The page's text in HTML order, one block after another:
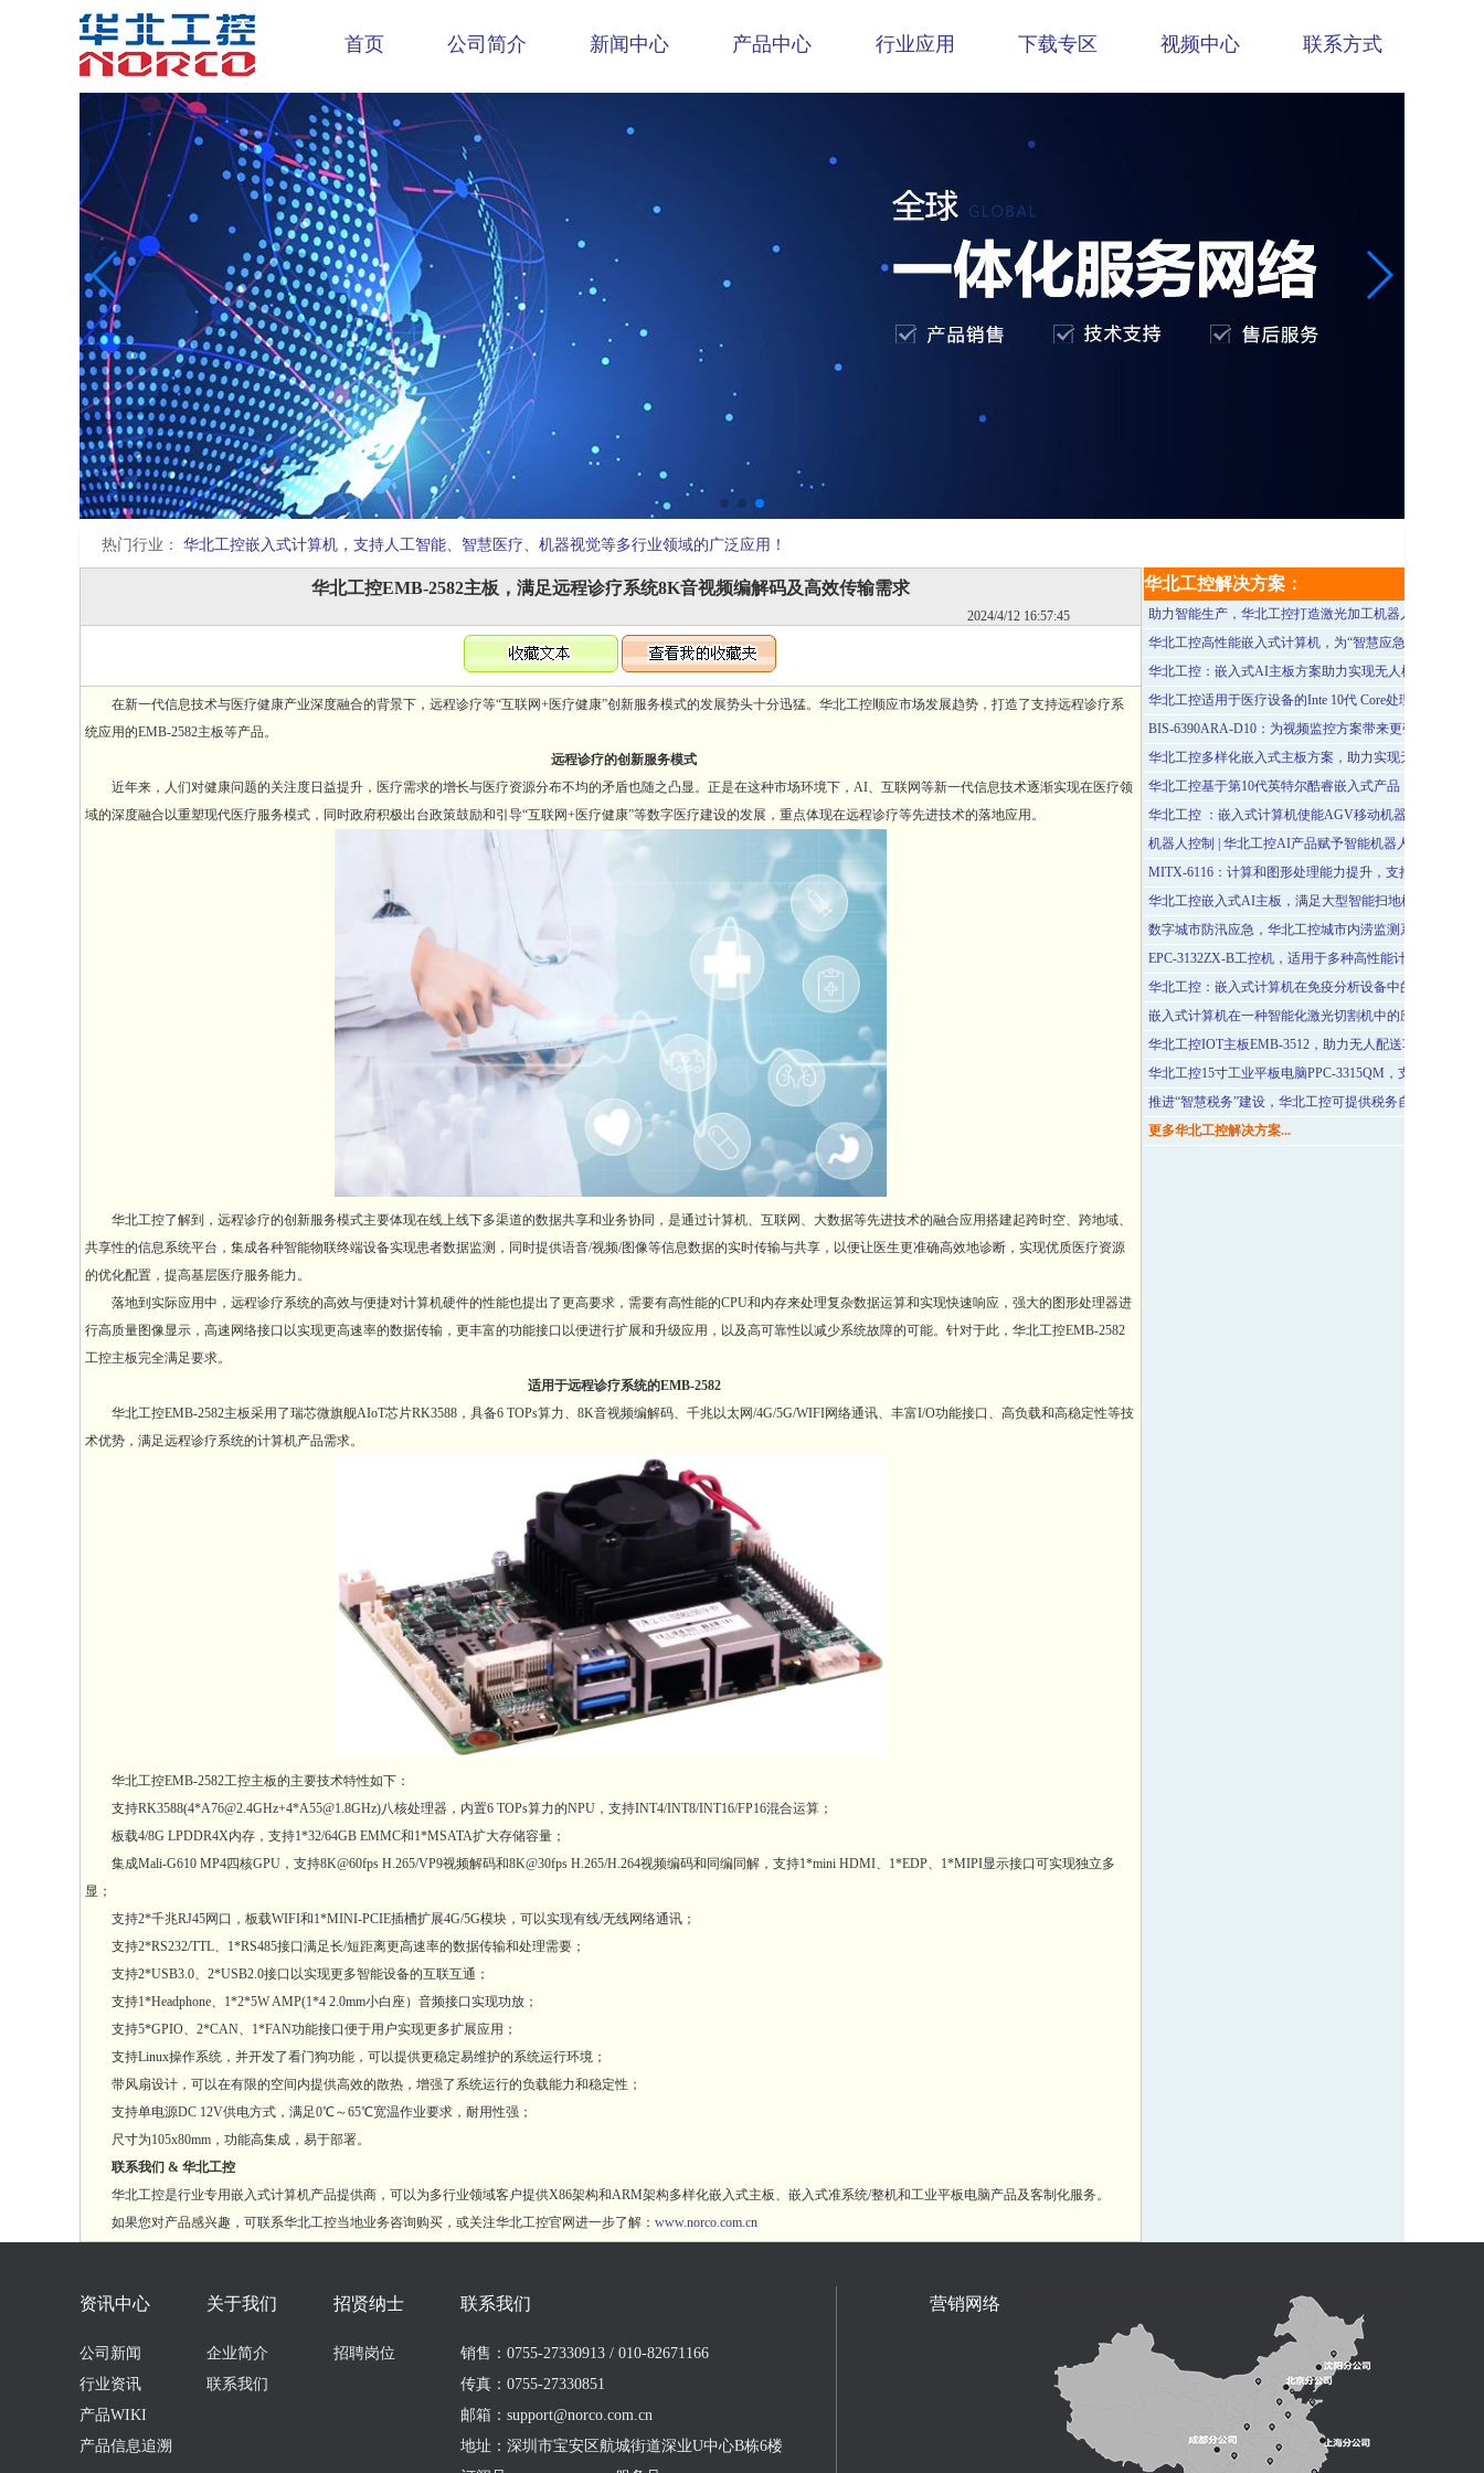
首页 公司简介 新闻中心 产品中心 行业应用 下载专区 视频中心 联系方式
热门行业： 华北工控嵌入式计算机，支持人工智能、智慧医疗、机器视觉等多行业领域的广泛应用！
华北工控EMB-2582主板，满足远程诊疗系统8K音视频编解码及高效传输需求
2024/4/12 16:57:45
在新一代信息技术与医疗健康产业深度融合的背景下，远程诊疗等“互联网+医疗健康”创新服务模式的发展势头十分迅猛。华北工控顺应市场发展趋势，打造了支持远程诊疗系
统应用的EMB-2582主板等产品。
远程诊疗的创新服务模式
近年来，人们对健康问题的关注度日益提升，医疗需求的增长与医疗资源分布不均的矛盾也随之凸显。正是在这种市场环境下，AI、互联网等新一代信息技术逐渐实现在医疗领
域的深度融合以重塑现代医疗服务模式，同时政府积极出台政策鼓励和引导“互联网+医疗健康”等数字医疗建设的发展，重点体现在远程诊疗等先进技术的落地应用。
华北工控了解到，远程诊疗的创新服务模式主要体现在线上线下多渠道的数据共享和业务协同，是通过计算机、互联网、大数据等先进技术的融合应用搭建起跨时空、跨地域、
共享性的信息系统平台，集成各种智能物联终端设备实现患者数据监测，同时提供语音/视频/图像等信息数据的实时传输与共享，以便让医生更准确高效地诊断，实现优质医疗资源
的优化配置，提高基层医疗服务能力。
落地到实际应用中，远程诊疗系统的高效与便捷对计算机硬件的性能也提出了更高要求，需要有高性能的CPU和内存来处理复杂数据运算和实现快速响应，强大的图形处理器进
行高质量图像显示，高速网络接口以实现更高速率的数据传输，更丰富的功能接口以便进行扩展和升级应用，以及高可靠性以减少系统故障的可能。针对于此，华北工控EMB-2582
工控主板完全满足要求。
适用于远程诊疗系统的EMB-2582
华北工控EMB-2582主板采用了瑞芯微旗舰AIoT芯片RK3588，具备6 TOPs算力、8K音视频编解码、千兆以太网/4G/5G/WIFI网络通讯、丰富I/O功能接口、高负载和高稳定性等技
术优势，满足远程诊疗系统的计算机产品需求。
华北工控EMB-2582工控主板的主要技术特性如下：
支持RK3588(4*A76@2.4GHz+4*A55@1.8GHz)八核处理器，内置6 TOPs算力的NPU，支持INT4/INT8/INT16/FP16混合运算；
板载4/8G LPDDR4X内存，支持1*32/64GB EMMC和1*MSATA扩大存储容量；
集成Mali-G610 MP4四核GPU，支持8K@60fps H.265/VP9视频解码和8K@30fps H.265/H.264视频编码和同编同解，支持1*mini HDMI、1*EDP、1*MIPI显示接口可实现独立多
显；
支持2*千兆RJ45网口，板载WIFI和1*MINI-PCIE插槽扩展4G/5G模块，可以实现有线/无线网络通讯；
支持2*RS232/TTL、1*RS485接口满足长/短距离更高速率的数据传输和处理需要；
支持2*USB3.0、2*USB2.0接口以实现更多智能设备的互联互通；
支持1*Headphone、1*2*5W AMP(1*4 2.0mm小白座）音频接口实现功放；
支持5*GPIO、2*CAN、1*FAN功能接口便于用户实现更多扩展应用；
支持Linux操作系统，并开发了看门狗功能，可以提供更稳定易维护的系统运行环境；
带风扇设计，可以在有限的空间内提供高效的散热，增强了系统运行的负载能力和稳定性；
支持单电源DC 12V供电方式，满足0℃～65℃宽温作业要求，耐用性强；
尺寸为105x80mm，功能高集成，易于部署。
联系我们 & 华北工控
华北工控是行业专用嵌入式计算机产品提供商，可以为多行业领域客户提供X86架构和ARM架构多样化嵌入式主板、嵌入式准系统/整机和工业平板电脑产品及客制化服务。
如果您对产品感兴趣，可联系华北工控当地业务咨询购买，或关注华北工控官网进一步了解： www.norco.com.cn
华北工控解决方案：
助力智能生产，华北工控打造激光加工机器人专用嵌入式
华北工控高性能嵌入式计算机，为“智慧应急”城市系统建
华北工控：嵌入式AI主板方案助力实现无人机物流即时配
华北工控适用于医疗设备的Inte 10代 Core处理器系列工业
BIS-6390ARA-D10：为视频监控方案带来更强多媒体性
华北工控多样化嵌入式主板方案，助力实现无人机植保作
华北工控基于第10代英特尔酷睿嵌入式产品，支持医学影
华北工控 ：嵌入式计算机使能AGV移动机器人——让仓
机器人控制 | 华北工控AI产品赋予智能机器人发展更多可
MITX-6116：计算和图形处理能力提升，支持医学成像应
华北工控嵌入式AI主板，满足大型智能扫地机多功能集成
数字城市防汛应急，华北工控城市内涝监测系统专用计算
EPC-3132ZX-B工控机，适用于多种高性能计算场景
华北工控：嵌入式计算机在免疫分析设备中的应用
嵌入式计算机在一种智能化激光切割机中的应用
华北工控IOT主板EMB-3512，助力无人配送车规模化应用
华北工控15寸工业平板电脑PPC-3315QM，支持智能快递
推进“智慧税务”建设，华北工控可提供税务自助终端专用
更多华北工控解决方案...
资讯中心
公司新闻
行业资讯
产品WIKI
产品信息追溯
关于我们
企业简介
联系我们
招贤纳士
招聘岗位
联系我们
销售：0755-27330913 / 010-82671166
传真：0755-27330851
邮箱：support@norco.com.cn
地址：深圳市宝安区航城街道深业U中心B栋6楼
营销网络